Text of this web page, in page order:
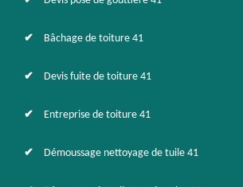
Bâchage de toiture 41
Devis fuite de toiture 41
Entreprise de toiture 41
Démoussage nettoyage de tuile 41